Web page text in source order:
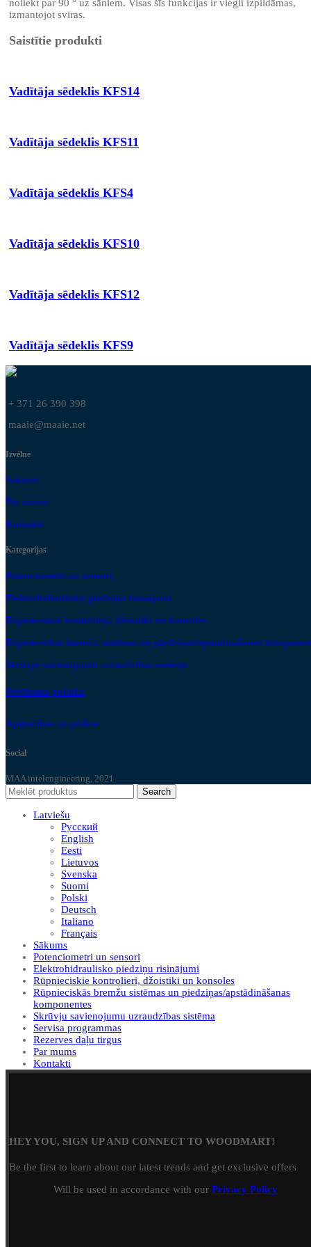
noliekt par 90 ° uz sāniem. Visas šīs funkcijas ir viegli izpildāmas,
izmantojot sviras.
Saistītie produkti
Vadītāja sēdeklis KFS14
Vadītāja sēdeklis KFS11
Vadītāja sēdeklis KFS4
Vadītāja sēdeklis KFS10
Vadītāja sēdeklis KFS12
Vadītāja sēdeklis KFS9
+ 371 26 390 398
maaie@maaie.net
Izvēlne
Sākums
Par mums
Kontakti
Kategorijas
Potenciometri un sensori
Elektrohidraulisko piedziņu risinājumi
Rūpnieciskie kontrolieri, džoistiki un konsoles
Rūpnieciskās bremžu sistēmas un piedziņas/apstādināšanas
Skrūvju savienojumu uzraudzības sistēma
Privātuma politika
Apmācības un prakse
Social
MAA intelengineering, 2021
Search
Latviešu
Русский
English
Eesti
Lietuvos
Svenska
Suomi
Polski
Deutsch
Italiano
Français
Sākums
Potenciometri un sensori
Elektrohidraulisko piedziņu risinājumi
Rūpnieciskie kontrolieri, džoistiki un konsoles
Rūpnieciskās bremžu sistēmas un piedziņas/apstādināšanas
komponentes
Skrūvju savienojumu uzraudzības sistēma
Servisa programmas
Rezerves daļu tirgus
Par mums
Kontakti
HEY YOU, SIGN UP AND CONNECT TO WOODMART!
Be the first to learn about our latest trends and get exclusive offers
Will be used in accordance with our Privacy Policy